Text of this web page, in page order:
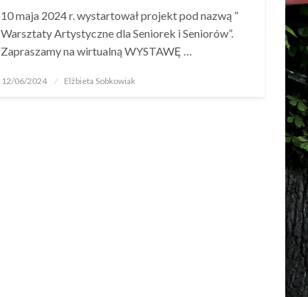
10 maja 2024 r. wystartował projekt pod nazwą ”
Warsztaty Artystyczne dla Seniorek i Seniorów”.
Zapraszamy na wirtualną WYSTAWĘ …
12/06/2024 Elżbieta Sobkowiak